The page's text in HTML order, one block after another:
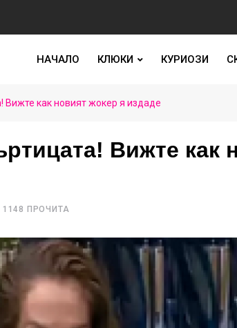
НАЧАЛО КЛЮКИ КУРИОЗИ
Вижте как новият жокер я издаде
Вижте как
1148 ПРОЧИТА